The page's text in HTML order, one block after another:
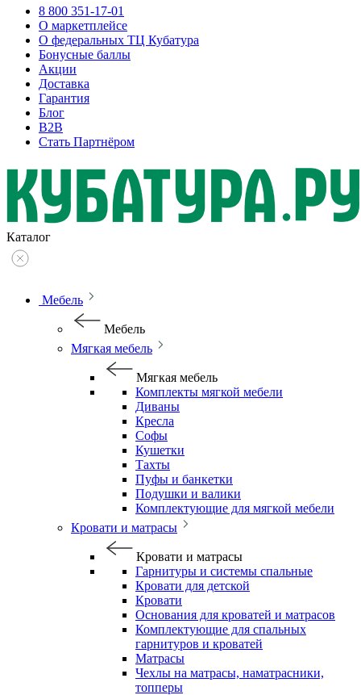
8 800 351-17-01
О маркетплейсе
О федеральных ТЦ Кубатура
Бонусные баллы
Акции
Доставка
Гарантия
Блог
B2B
Стать Партнёром
Каталог
Мебель
Мебель
Мягкая мебель
Мягкая мебель
Комплекты мягкой мебели
Диваны
Кресла
Софы
Кушетки
Тахты
Пуфы и банкетки
Подушки и валики
Комплектующие для мягкой мебели
Кровати и матрасы
Кровати и матрасы
Гарнитуры и системы спальные
Кровати для детской
Кровати
Основания для кроватей и матрасов
Комплектующие для спальных
гарнитуров и кроватей
Матрасы
Чехлы на матрасы, наматрасники,
топперы